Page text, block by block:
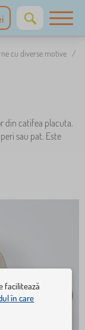
cu diverse motive /
din catifea placuta.
sau pat. Este
facilitează
în care